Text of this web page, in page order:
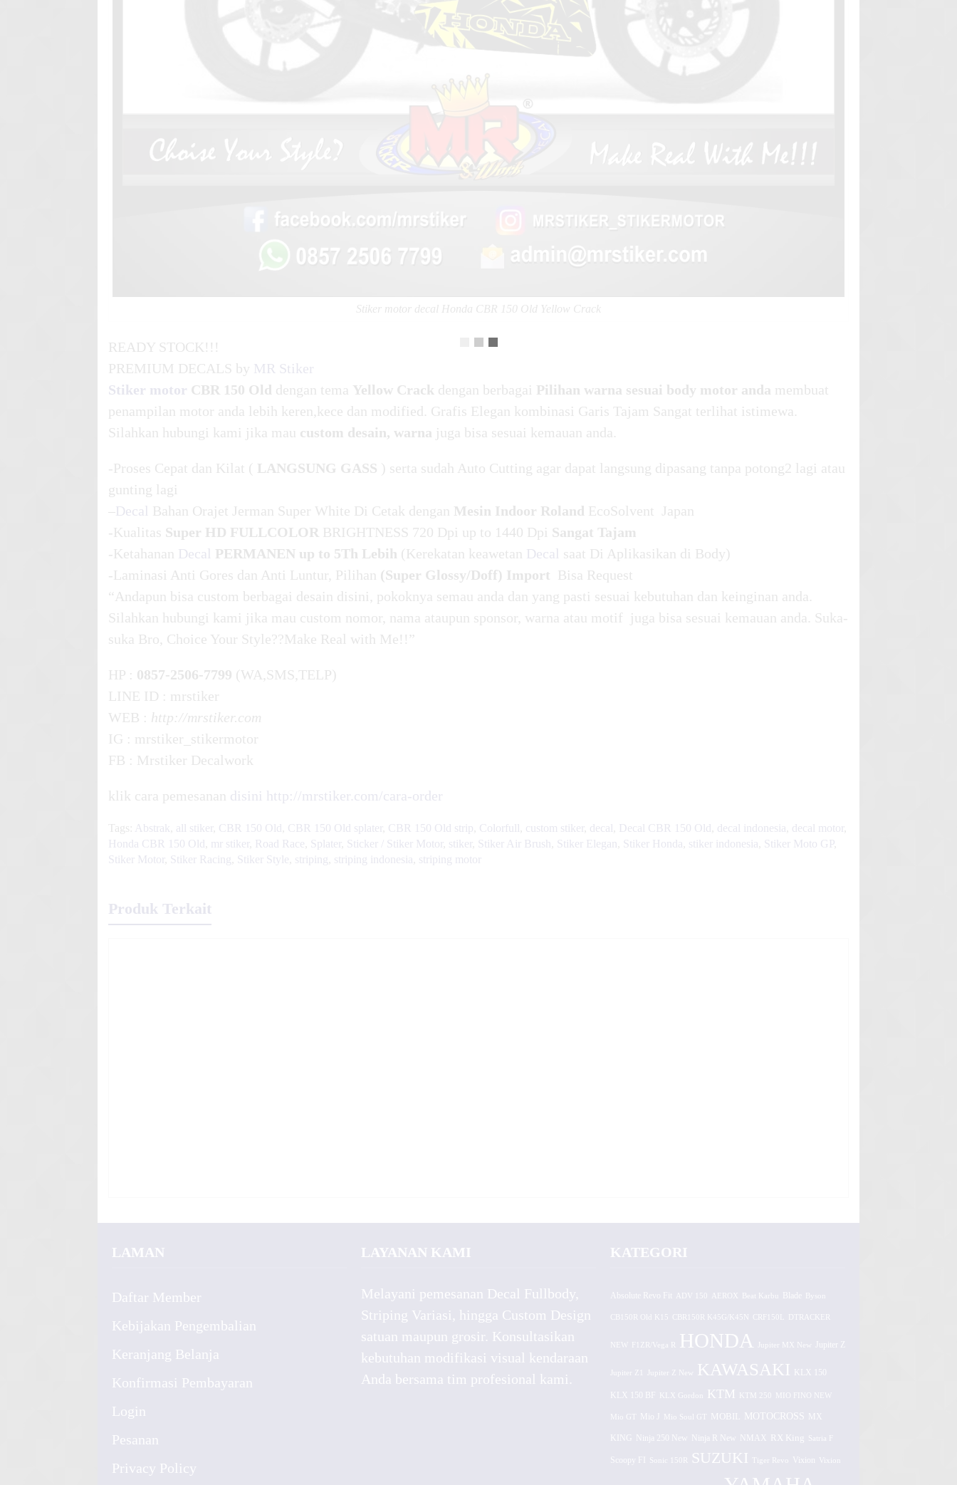
Stiker motor decal Honda CBR 150 Old Yellow Crack
READY STOCK!!!
PREMIUM DECALS by MR Stiker
Stiker motor CBR 150 Old dengan tema Yellow Crack dengan berbagai Pilihan warna sesuai body motor anda membuat
penampilan motor anda lebih keren,kece dan modified. Grafis Elegan kombinasi Garis Tajam Sangat terlihat istimewa.
Silahkan hubungi kami jika mau custom desain, warna juga bisa sesuai kemauan anda.
-Proses Cepat dan Kilat ( LANGSUNG GASS ) serta sudah Auto Cutting agar dapat langsung dipasang tanpa potong2 lagi atau
gunting lagi
–Decal Bahan Orajet Jerman Super White Di Cetak dengan Mesin Indoor Roland EcoSolvent Japan
-Kualitas Super HD FULLCOLOR BRIGHTNESS 720 Dpi up to 1440 Dpi Sangat Tajam
-Ketahanan Decal PERMANEN up to 5Th Lebih (Kerekatan keawetan Decal saat Di Aplikasikan di Body)
-Laminasi Anti Gores dan Anti Luntur, Pilihan (Super Glossy/Doff) Import Bisa Request
“Andapun bisa custom berbagai desain disini, pokoknya semau anda dan yang pasti sesuai kebutuhan dan keinginan anda.
Silahkan hubungi kami jika mau custom nomor, nama ataupun sponsor, warna atau motif juga bisa sesuai kemauan anda. Suka-
suka Bro, Choice Your Style??Make Real with Me!!”
HP : 0857-2506-7799 (WA,SMS,TELP)
LINE ID : mrstiker
WEB : http://mrstiker.com
IG : mrstiker_stikermotor
FB : Mrstiker Decalwork
klik cara pemesanan disini http://mrstiker.com/cara-order
Tags: Abstrak all stiker CBR 150 Old CBR 150 Old splater CBR 150 Old strip Colorfull custom stiker decal Decal CBR 150 Old decal indonesia decal motor
Honda CBR 150 Old
mr stiker Road Race Splater Sticker / Stiker Motor stiker Stiker Air Brush Stiker Elegan Stiker Honda stiker indonesia Stiker Moto GP ,
Stiker Motor
Stiker Racing Stiker Style striping striping indonesia striping motor
Produk Terkait
LAMAN
Daftar Member
Kebijakan Pengembalian
Keranjang Belanja
Konfirmasi Pembayaran
Login
Pesanan
Privacy Policy
LAYANAN KAMI
Melayani pemesanan Decal Fullbody,
Striping Variasi, hingga Custom Design
satuan maupun grosir. Konsultasikan
kebutuhan modifikasi visual kendaraan
Anda bersama tim profesional kami.
KATEGORI
Absolute Revo Fit ADV 150 AEROX Beat Karbu
CB150R Old K15 CBR150R K45G/K45N CRF150L DTRACKER
NEW F1ZR/Vega R HONDA Jupiter MX New Jupiter Z
Jupiter Z1 Jupiter Z New KAWASAKI KLX 150
KLX 150 BF KLX Gordon KTM KTM 250 MIO FINO NEW
Mio GT Mio J Mio Soul GT MOBIL MOTOCROSS MX
KING Ninja 250 New Ninja R New NMAX RX King Satria F
Scoopy FI Sonic 150R SUZUKI Tiger Revo Vixion Vixion